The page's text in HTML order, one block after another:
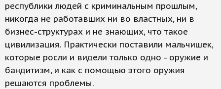
республики людей с криминальным прошлым,
никогда не работавших ни во властных, ни в
бизнес-структурах и не знающих, что такое
цивилизация. Практически поставили мальчишек,
которые росли и видели только одно - оружие и
бандитизм, и как с помощью этого оружия
решаются проблемы.